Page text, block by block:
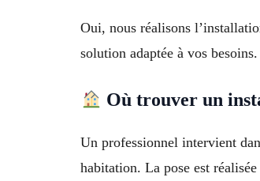
Oui, nous réalisons
solution adaptée à vos besoins.
Où trouver un
Un professionnel intervient
habitation. La pose est